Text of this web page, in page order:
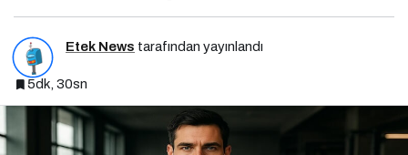
Etek News tarafından yayınlandı
5dk, 30sn